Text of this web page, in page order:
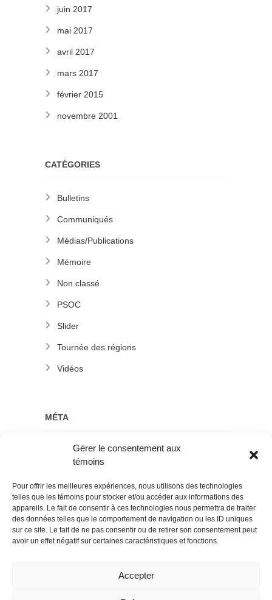
Gérer le consentement aux
témoins
Pour offrir les meilleures expériences, nous utilisons des technologies
telles que les témoins pour stocker et/ou accéder aux informations des
appareils. Le fait de consentir à ces technologies nous permettra de traiter
des données telles que le comportement de navigation ou les ID uniques
sur ce site. Le fait de ne pas consentir ou de retirer son consentement peut
avoir un effet négatif sur certaines caractéristiques et fonctions.
Accepter
juin 2017
mai 2017
avril 2017
mars 2017
février 2015
novembre 2001
CATÉGORIES
Bulletins
Communiqués
Médias/Publications
Mémoire
Non classé
PSOC
Slider
Tournée des régions
Vidéos
MÉTA
Connexion
Flux des commentaires
Site de WordPress-FR